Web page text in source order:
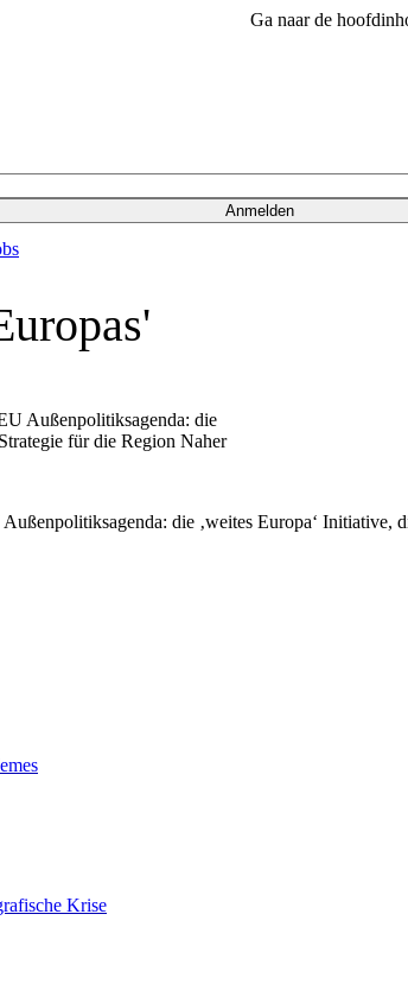
Ga naar de
Anmelden
Außenpolitiksagenda: die
für die Region Naher
die ‚weites Europa‘ Initiative,
Krise